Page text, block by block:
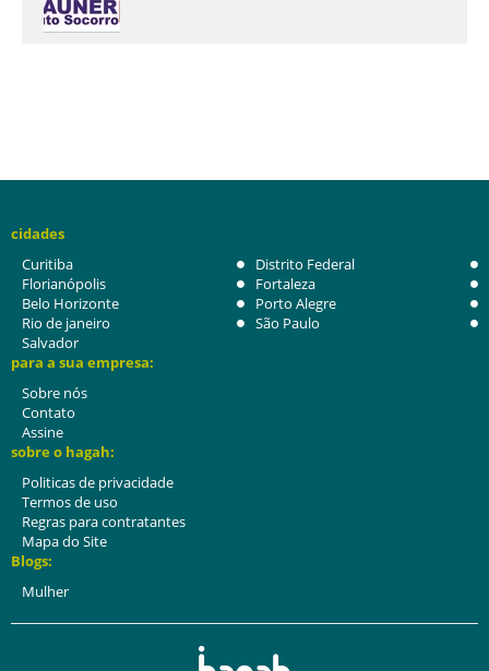
cidades
Curitiba
Distrito Federal
Florianópolis
Fortaleza
Belo Horizonte
Porto Alegre
Rio de janeiro
São Paulo
Salvador
para a sua empresa:
Sobre nós
Contato
Assine
sobre o hagah:
Politicas de privacidade
Termos de uso
Regras para contratantes
Mapa do Site
Blogs:
Mulher